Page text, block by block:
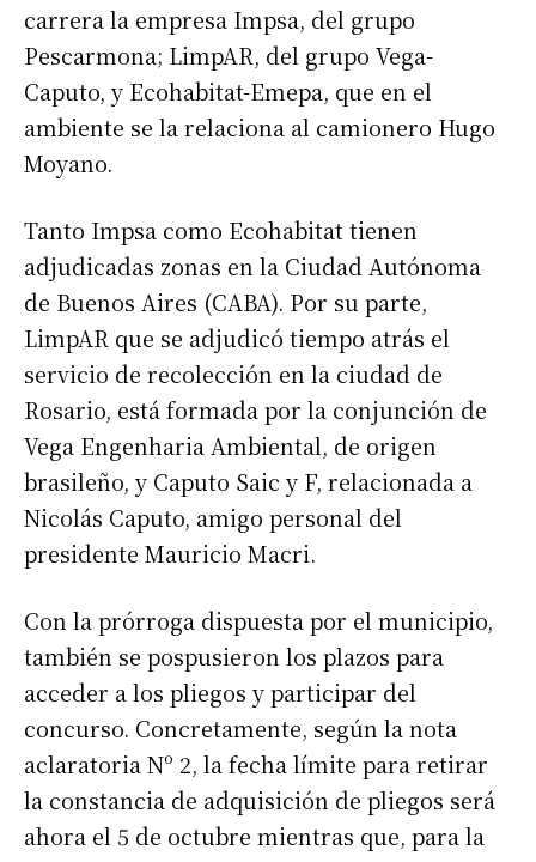
carrera la empresa Impsa, del grupo
Pescarmona; LimpAR, del grupo Vega-
Caputo, y Ecohabitat-Emepa, que en el
ambiente se la relaciona al camionero Hugo
Moyano.
Tanto Impsa como Ecohabitat tienen
adjudicadas zonas en la Ciudad Autónoma
de Buenos Aires (CABA). Por su parte,
LimpAR que se adjudicó tiempo atrás el
servicio de recolección en la ciudad de
Rosario, está formada por la conjunción de
Vega Engenharia Ambiental, de origen
brasileño, y Caputo Saic y F, relacionada a
Nicolás Caputo, amigo personal del
presidente Mauricio Macri.
Con la prórroga dispuesta por el municipio,
también se pospusieron los plazos para
acceder a los pliegos y participar del
concurso. Concretamente, según la nota
aclaratoria Nº 2, la fecha límite para retirar
la constancia de adquisición de pliegos será
ahora el 5 de octubre mientras que, para la